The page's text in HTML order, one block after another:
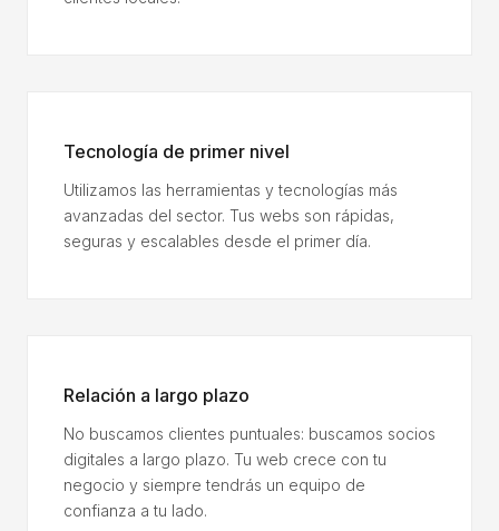
Tecnología de primer nivel
Utilizamos las herramientas y tecnologías más
avanzadas del sector. Tus webs son rápidas,
seguras y escalables desde el primer día.
Relación a largo plazo
No buscamos clientes puntuales: buscamos socios
digitales a largo plazo. Tu web crece con tu
negocio y siempre tendrás un equipo de
confianza a tu lado.